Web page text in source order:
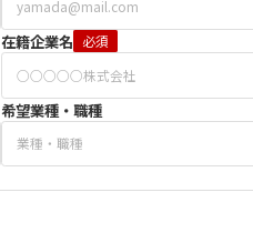
在籍企業名 必須
希望業種・職種